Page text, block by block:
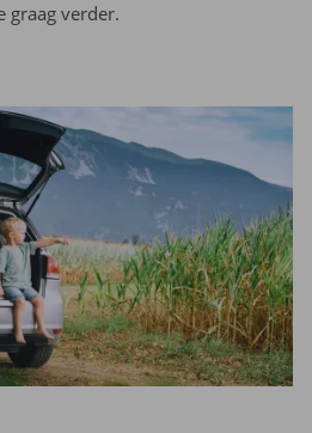
graag verder.